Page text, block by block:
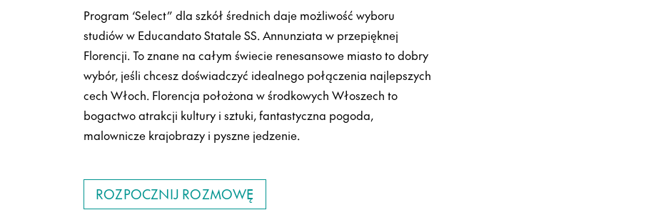
Program ‘Select” dla szkół średnich daje możliwość wyboru
studiów w Educandato Statale SS. Annunziata w przepięknej
Florencji. To znane na całym świecie renesansowe miasto to dobry
wybór, jeśli chcesz doświadczyć idealnego połączenia najlepszych
cech Włoch. Florencja położona w środkowych Włoszech to
bogactwo atrakcji kultury i sztuki, fantastyczna pogoda,
malownicze krajobrazy i pyszne jedzenie.
ROZPOCZNIJ ROZMOWĘ